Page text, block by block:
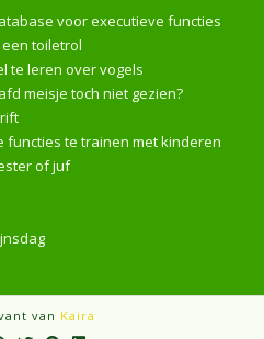
voor executieve functies
toiletrol
te leren over vogels
meisje toch niet gezien?
functies te trainen met kinderen
of juf
van Kaira